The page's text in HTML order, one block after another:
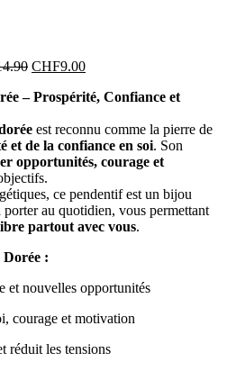
CHF9.00
– Prospérité, Confiance et
est reconnu comme la pierre de
et de la confiance en soi. Son
opportunités, courage et
ce pendentif est un bijou
au quotidien, vous permettant
partout avec vous.
:
et nouvelles opportunités
courage et motivation
réduit les tensions